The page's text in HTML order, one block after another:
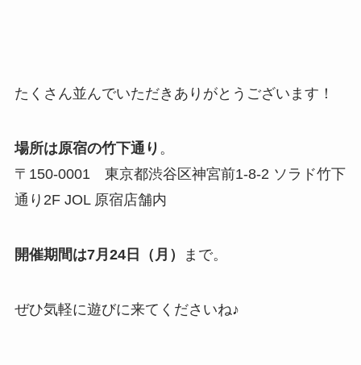
たくさん並んでいただきありがとうございます！
場所は原宿の竹下通り 。
〒150-0001 東京都渋谷区神宮前1-8-2 ソラド竹下
通り2F JOL 原宿店舗内
開催期間は7月24日（月） まで。
ぜひ気軽に遊びに来てくださいね♪